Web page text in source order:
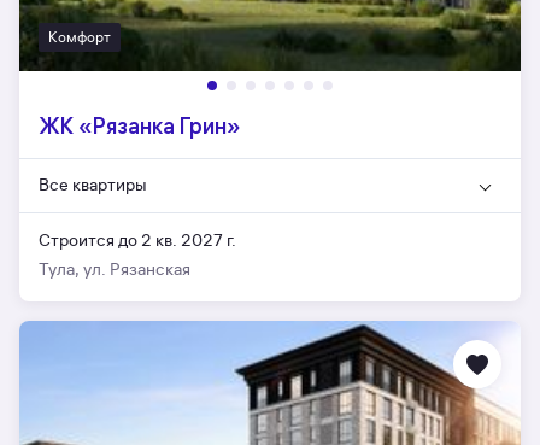
Комфорт
ЖК «Рязанка Грин»
Все квартиры
Строится до 2 кв. 2027 г.
Тула, ул. Рязанская